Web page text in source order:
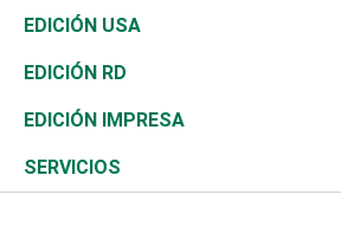
Reportajes
África
Ocenanía
Caribe
Resto del mundo
Vivienda
Telecom.
Global y variable
Economía personal
Buena Vida
Sociales
Novedades
Podcast Arte Libre
Ciclismo
Tenis
Olimpismo
Más deportes
En Directo
El Espía
Noticiero Poteleche
Columnistas
Tecnología
Historia
Martes de tecnología
Cambio climático
Economía
Revista
Deportes
Opinión
EDICIÓN USA
EDICIÓN RD
EDICIÓN IMPRESA
SERVICIOS